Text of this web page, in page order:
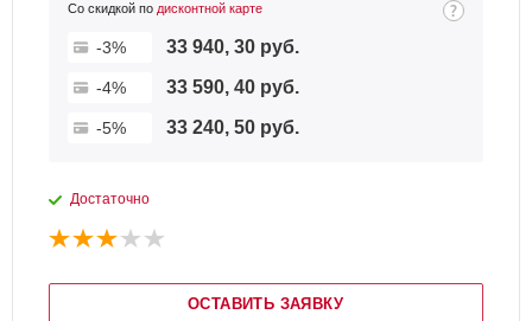
Со скидкой по дисконтной карте
-3% 33 940, 30 руб.
-4% 33 590, 40 руб.
-5% 33 240, 50 руб.
Достаточно
ОСТАВИТЬ ЗАЯВКУ